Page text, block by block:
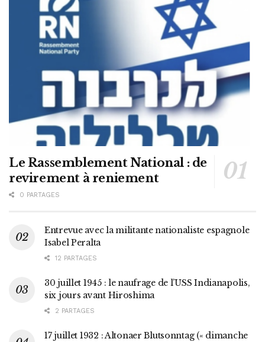
Le Rassemblement National : de
revirement à reniement
0 PARTAGES
Entrevue avec la militante nationaliste espagnole
Isabel Peralta
12 PARTAGES
30 juillet 1945 : le naufrage de l’USS Indianapolis,
six jours avant Hiroshima
2 PARTAGES
17 juillet 1932 : Altonaer Blutsonntag (« dimanche